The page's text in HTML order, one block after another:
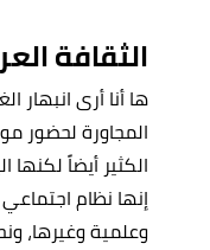
الثقافة
ها أنا أرى
الكثير أيضاً
إنها نظام
وعلمية وغيرها،